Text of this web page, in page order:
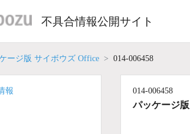
不具合情報公開サイト
ージ版 サイボウズ Office 014-006458
014-006458
パッケージ
報